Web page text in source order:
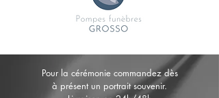
Pour la cérémonie commandez dès
à présent un portrait souvenir.